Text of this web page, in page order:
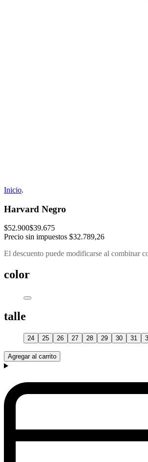
Inicio.
Harvard Negro
$52.900$39.675
Precio sin impuestos $32.789,26
El descuento puede modificarse al combinar
color
talle
24 25 26 27 28 29 30 31
Agregar al carrito